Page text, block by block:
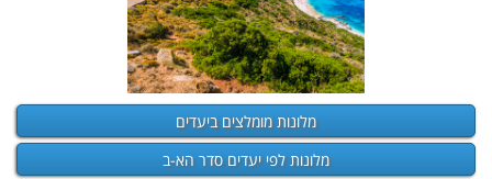
מלונות מומלצים ביעדים
מלונות לפי יעדים סדר הא-ב